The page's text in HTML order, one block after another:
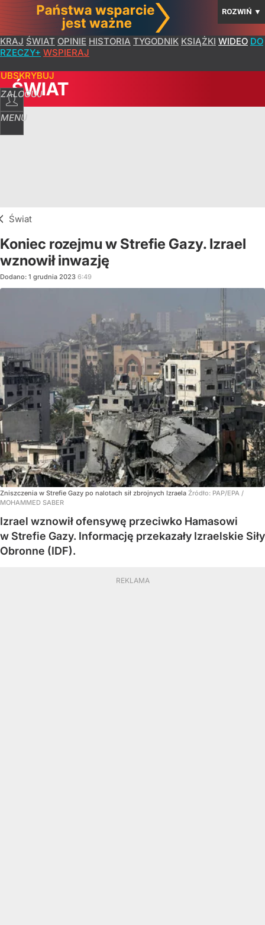
ROZWIŃ ▼
KRAJ ŚWIAT OPINIE HISTORIA TYGODNIK KSIĄŻKI WIDEO DO
RZECZY+ WSPIERAJ
ZALOGUJ
MENU
ŚWIAT
Świat
Koniec rozejmu w Strefie Gazy. Izrael
wznowił inwazję
Dodano: 1 grudnia 2023 6:49
Zniszczenia w Strefie Gazy po nalotach sił zbrojnych Izraela Źródło: PAP/EPA /
MOHAMMED SABER
Izrael wznowił ofensywę przeciwko Hamasowi
w Strefie Gazy. Informację przekazały Izraelskie Siły
Obronne (IDF).